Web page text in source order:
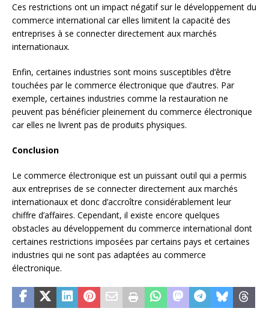
Ces restrictions ont un impact négatif sur le développement du
commerce international car elles limitent la capacité des
entreprises à se connecter directement aux marchés
internationaux.
Enfin, certaines industries sont moins susceptibles d’être
touchées par le commerce électronique que d’autres. Par
exemple, certaines industries comme la restauration ne
peuvent pas bénéficier pleinement du commerce électronique
car elles ne livrent pas de produits physiques.
Conclusion
Le commerce électronique est un puissant outil qui a permis
aux entreprises de se connecter directement aux marchés
internationaux et donc d’accroître considérablement leur
chiffre d’affaires. Cependant, il existe encore quelques
obstacles au développement du commerce international dont
certaines restrictions imposées par certains pays et certaines
industries qui ne sont pas adaptées au commerce
électronique.